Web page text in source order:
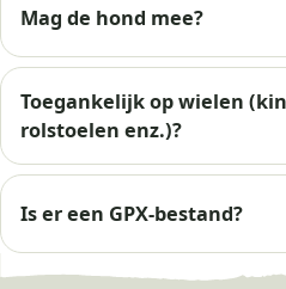
Mag de hond mee?
Toegankelijk op wielen
rolstoelen enz.)?
Is er een GPX-bestand?